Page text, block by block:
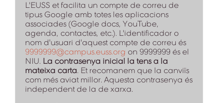
L'EUSS et facilita un compte de correu de
tipus Google amb totes les aplicacions
associades (Google docs, YouTube,
agenda, contactes, etc.). L'identificador o
nom d'usuari d'aquest compte de correu és
9999999@campus.euss.org on 9999999 és el
NIU. La contrasenya inicial la tens a la
mateixa carta. Et recomanem que la canviïs
com més aviat millor. Aquesta contrasenya és
independent de la de xarxa.